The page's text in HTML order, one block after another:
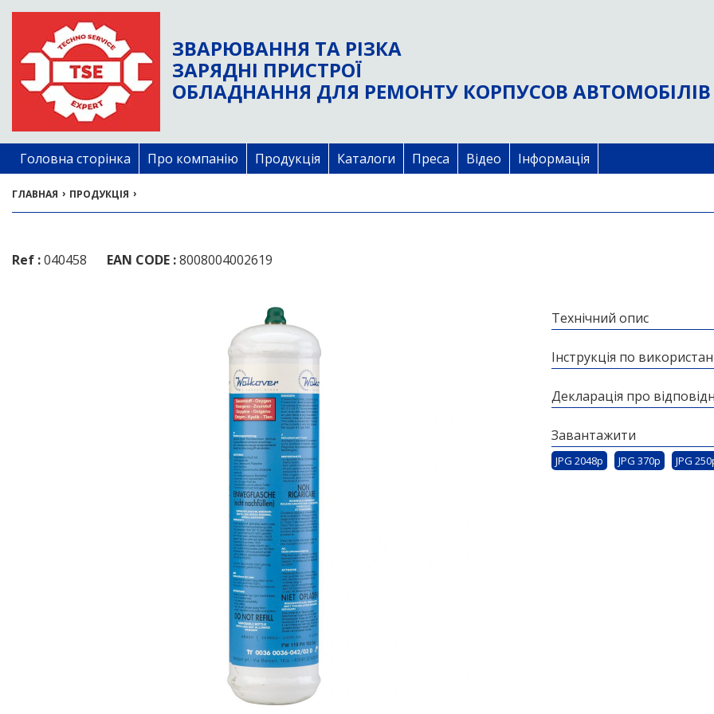
ЗВАРЮВАННЯ ТА РІЗКА
ЗАРЯДНІ ПРИСТРОЇ
ОБЛАДНАННЯ ДЛЯ РЕМОНТУ КОРПУСОВ АВТОМОБІЛІВ
Головна сторінка Про компанію Продукція Каталоги Преса Відео Інформація
ГЛАВНАЯ › ПРОДУКЦІЯ ›
Ref :040458 EAN CODE :8008004002619
Технічний опис
Інструкція по
Декларація про
Завантажити
JPG 2048p JPG 370p JPG